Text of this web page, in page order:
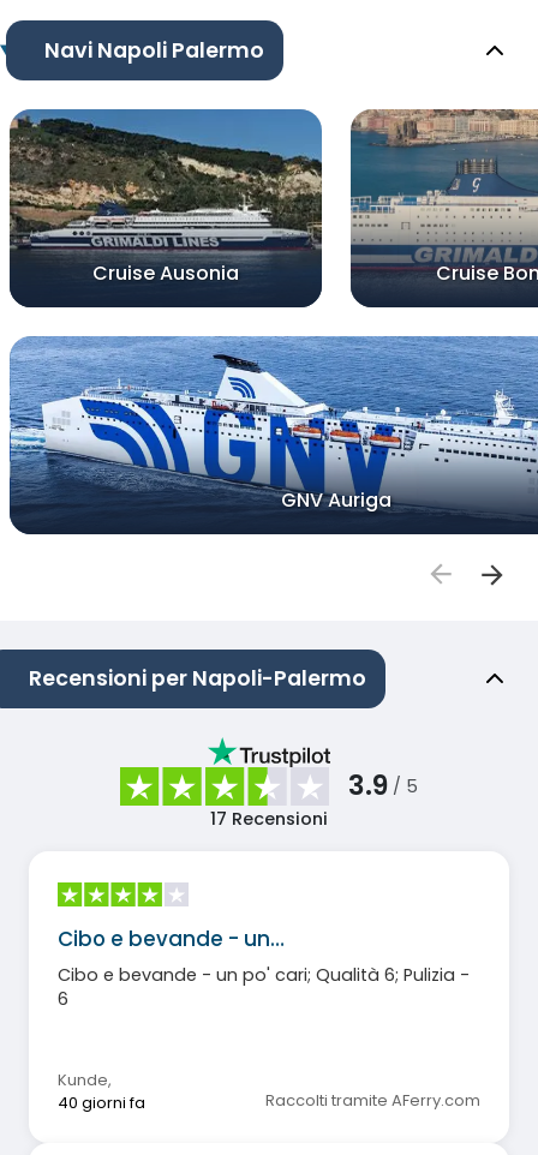
Navi Napoli Palermo
Cruise Ausonia Cruise
GNV Auriga
Recensioni per Napoli-Palermo
3.9 / 5
17 Recensioni
Cibo e bevande - un…
Cibo e bevande - un po' cari; Qualità 6; Pulizia -
6
Kunde,
40 giorni fa
Raccolti tramite AFerry.com